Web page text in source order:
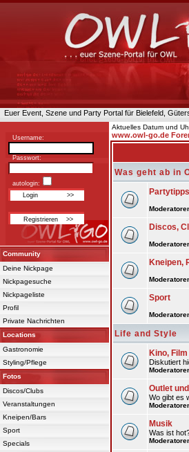
Euer Event, Szene und Party Portal für Bielefeld,
Username:
Passwort:
autologin:
Community
Deine Nickpage
Nickpagesuche
Nickpageliste
Profil
Private Nachrichten
Locations
Gastronomie
Styling/Pflege
Fotos
Discos/Clubs
Veranstaltungen
Kneipen/Bars
Sport
Specials
Aktuelles Datum und
www.owl-go.de
Was geht ab in
Discos,
Kneipen,
Sport
Life and Style
Kino,
Diskutiert
Outlet
Wo gibt es
Musik
Was ist